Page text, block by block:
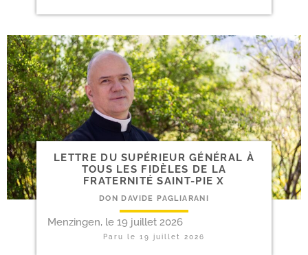
LETTRE DU SUPÉRIEUR GÉNÉ­RAL À
TOUS LES FIDÈLES DE LA
FRATERNITÉ SAINT-​PIE X
DON DAVIDE PAGLIARANI
Menzingen, le 19 juillet 2026
Paru le 19 juillet 2026